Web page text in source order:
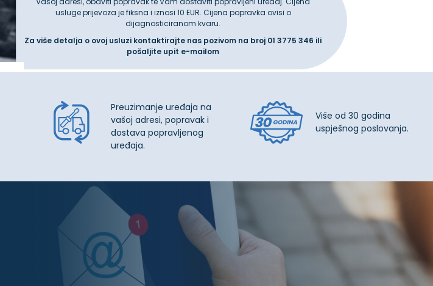
usluge prijevoza je fiksna i iznosi 10 EUR. Cijena popravka ovisi o
dijagnosticiranom kvaru.
Za više detalja o ovoj usluzi kontaktirajte nas pozivom na broj 01 3775 346 ili
pošaljite upit e-mailom
Preuzimanje uređaja na
vašoj adresi, popravak i
dostava popravljenog
uređaja.
Više od 30 godina
uspješnog poslovanja.